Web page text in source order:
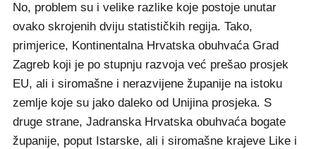
No, problem su i velike razlike koje postoje unutar
ovako skrojenih dviju statističkih regija. Tako,
primjerice, Kontinentalna Hrvatska obuhvaća Grad
Zagreb koji je po stupnju razvoja već prešao prosjek
EU, ali i siromašne i nerazvijene županije na istoku
zemlje koje su jako daleko od Unijina prosjeka. S
druge strane, Jadranska Hrvatska obuhvaća bogate
županije, poput Istarske, ali i siromašne krajeve Like i